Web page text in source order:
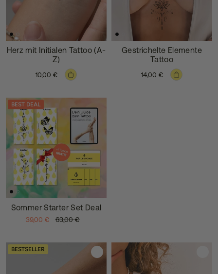
Herz mit Initialen Tattoo (A-
Z)
10,00 €
Gestrichelte Elemente
Tattoo
14,00 €
BEST DEAL
Sommer Starter Set Deal
39,00 € 63,00 €
BESTSELLER